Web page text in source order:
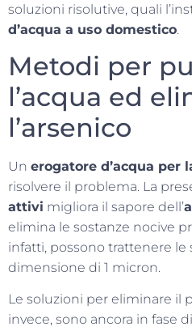
soluzioni risolutive, quali
d’acqua a uso domestico.
Metodi per
l’acqua ed
l’arsenico
Un erogatore d’acqua per
risolvere il problema. La
attivi migliora il sapore dell’
elimina le sostanze nocive
infatti, possono trattenere le
dimensione di 1 micron.
Le soluzioni per eliminare il
invece, sono ancora in fase